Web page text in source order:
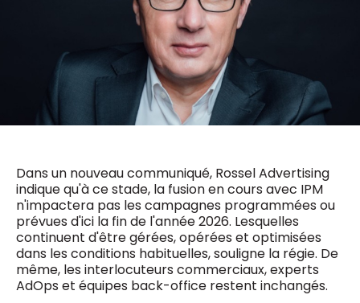
Dans un nouveau communiqué, Rossel Advertising
indique qu'à ce stade, la fusion en cours avec IPM
n'impactera pas les campagnes programmées ou
prévues d'ici la fin de l'année 2026. Lesquelles
continuent d'être gérées, opérées et optimisées
dans les conditions habituelles, souligne la régie. De
même, les interlocuteurs commerciaux, experts
AdOps et équipes back-office restent inchangés.
Chief Editor
Griet Byl
g.byl@mm.be
Damien Lemaire
0477 37 31 65
d.lemaire@mm.be
NOTRE CONTENU DIGITAL :
Freemium
access
1 x week
MM Tech
10 x year
MM Best of
Research
10 x year
MM Blue
4 x year
MM Magazine
(digital)